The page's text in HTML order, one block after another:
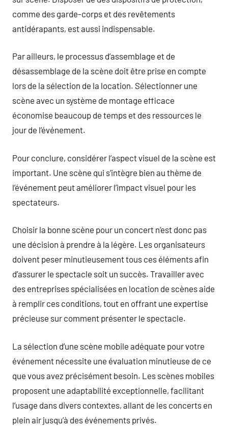
comme des garde-corps et des revêtements
antidérapants, est aussi indispensable.
Par ailleurs, le processus d’assemblage et de
désassemblage de la scène doit être prise en compte
lors de la sélection de la location. Sélectionner une
scène avec un système de montage efficace
économise beaucoup de temps et des ressources le
jour de l’événement.
Pour conclure, considérer l’aspect visuel de la scène est
important. Une scène qui s’intègre bien au thème de
l’événement peut améliorer l’impact visuel pour les
spectateurs.
Choisir la bonne scène pour un concert n’est donc pas
une décision à prendre à la légère. Les organisateurs
doivent peser minutieusement tous ces éléments afin
d’assurer le spectacle soit un succès. Travailler avec
des entreprises spécialisées en location de scènes aide
à remplir ces conditions, tout en offrant une expertise
précieuse sur comment présenter le spectacle.
La sélection d’une scène mobile adéquate pour votre
événement nécessite une évaluation minutieuse de ce
que vous avez précisément besoin. Les scènes mobiles
proposent une adaptabilité exceptionnelle, facilitant
l’usage dans divers contextes, allant de les concerts en
plein air jusqu’à des événements privés.